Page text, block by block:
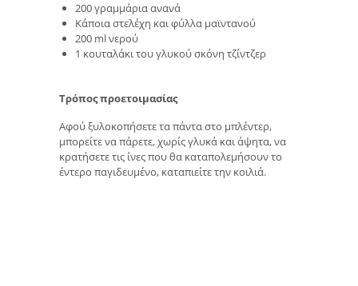
200 γραμμάρια ανανά
Κάποια στελέχη και φύλλα μαϊντανού
200 ml νερού
1 κουταλάκι του γλυκού σκόνη τζίντζερ
Τρόπος προετοιμασίας
Αφού ξυλοκοπήσετε τα πάντα στο μπλέντερ,
μπορείτε να πάρετε, χωρίς γλυκά και άψητα, να
κρατήσετε τις ίνες που θα καταπολεμήσουν το
έντερο παγιδευμένο, καταπιείτε την κοιλιά.